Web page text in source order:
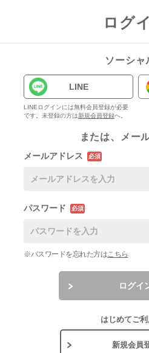
ログ
ソーシャ
LINE
LINEログインには無料会員登録が必要
です。未登録の方は新規会員登録へ。
または、メー
メールアドレス 必須
パスワード 必須
※パスワードを忘れた方はこちら
ログイ
はじめてご
新規会員